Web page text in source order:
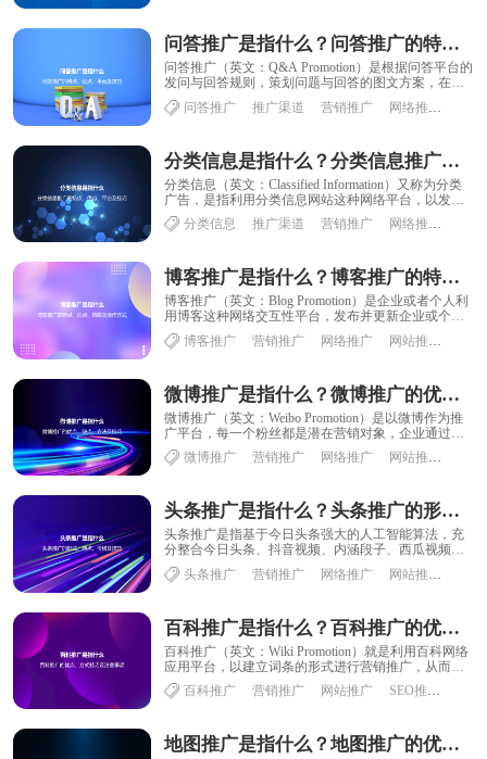
问答推广是指什么？问答推广的特点、优点、平台及技巧
问答推广（英文：Q&A Promotion）是根据问答平台的
发问与回答规则，策划问题与回答的图文方案，在客
观地呈现用户最关心的内容中......
问答推广 推广渠道 营销推广 网络推广
分类信息是指什么？分类信息推广的特点、优点、平台及技巧
分类信息（英文：Classified Information）又称为分类
广告，是指利用分类信息网站这种网络平台，以发布
信息为主要宣传手段，从......
分类信息 推广渠道 营销推广 网络推广
博客推广是指什么？博客推广的特点、优点、策略及操作方式
博客推广（英文：Blog Promotion）是企业或者个人利
用博客这种网络交互性平台，发布并更新企业或个人
的相关信息，并且密切关注并及时回......
博客推广 营销推广 网络推广 网站推广
微博推广是指什么？微博推广的优点、缺点、方法及技巧
微博推广（英文：Weibo Promotion）是以微博作为推
广平台，每一个粉丝都是潜在营销对象，企业通过更
新微博向用户传播企业品牌、产品与......
微博推广 营销推广 网络推广 网站推广
头条推广是指什么？头条推广的形式、特点、价格及技巧
头条推广是指基于今日头条强大的人工智能算法，充
分整合今日头条、抖音视频、内涵段子、西瓜视频以
及知名厂商及媒体资源，为广告主提供的一个优质的
营......头条推广 营销推广 网络推广 网站推广
百科推广是指什么？百科推广的优点、方式技巧及注意事项
百科推广（英文：Wiki Promotion）就是利用百科网络
应用平台，以建立词条的形式进行营销推广，从而达
到提升品牌知名度和企业形象的宣传......
百科推广 营销推广 网站推广 SEO推广
地图推广是指什么？地图推广的优点、方法、平台及作用